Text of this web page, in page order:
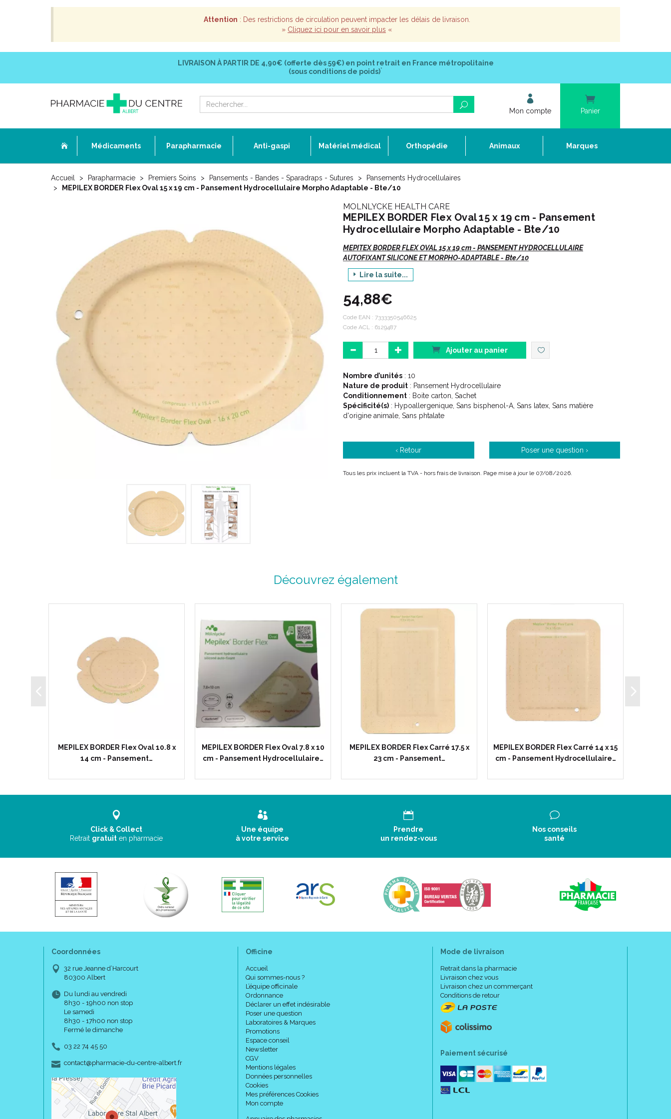
Attention : Des restrictions de circulation peuvent impacter les délais de livraison.
» Cliquez ici pour en savoir plus «
LIVRAISON À PARTIR DE 4,90€ (offerte dès 59€) en point retrait en France métropolitaine
(sous conditions de poids)*
Mon compte Panier
Médicaments Parapharmacie Anti-gaspi Matériel médical Orthopédie Animaux Marques
Accueil Parapharmacie Premiers Soins Pansements - Bandes - Sparadraps - Sutures
Pansements Hydrocellulaires
MEPILEX BORDER Flex Oval 15 x 19 cm - Pansement Hydrocellulaire Morpho Adaptable - Bte/10
MOLNLYCKE HEALTH CARE
MEPILEX BORDER Flex Oval 15 x 19 cm - Pansement
Hydrocellulaire Morpho Adaptable - Bte/10
MEPITEX BORDER FLEX OVAL 15 x 19 cm - PANSEMENT HYDROCELLULAIRE
AUTOFIXANT SILICONE ET MORPHO-ADAPTABLE - Bte/10
Plaie exsudative :
- Plaie chronique tels ulcère de jambe, escarre, plaie du diabétique.
- Plaie aiguë telles plaie postopératoire et plaie traumatique (morsure,
coupure...).
Zone de localisation difficile.
Permet la douche.
peroxyde d' hydrogène.
La couche Safetac® permet de retirer le pansement sans traumatiser la plaie ni la
Technologie SAFETAC :
Lire la suite...
54,88€
Code EAN : 7333350546625
Code ACL : 6129487
Ajouter au panier
Nombre d’unités : 10
Nature de produit : Pansement Hydrocellulaire
Conditionnement : Boite carton, Sachet
Spécificité(s) : Hypoallergenique, Sans bisphenol-A, Sans latex, Sans matière
d'origine animale, Sans phtalate
‹ Retour Poser une question ›
Tous les prix incluent la TVA - hors frais de livraison. Page mise à jour le 07/08/2026.
Découvrez également
MEPILEX BORDER Flex Oval 10.8 x
14 cm - Pansement…
MEPILEX BORDER Flex Oval 7.8 x 10
cm - Pansement Hydrocellulaire…
MEPILEX BORDER Flex Carré 17.5 x
23 cm - Pansement…
MEPILEX BORDER Flex Carré 14 x 15
cm - Pansement Hydrocellulaire…
Click & Collect
Retrait gratuit en pharmacie
Une équipe
à votre service
Prendre
un rendez-vous
Nos conseils
santé
Coordonnées
32 rue Jeanne d’Harcourt
80300 Albert
Du lundi au vendredi
8h30 - 19h00 non stop
Le samedi
8h30 - 17h00 non stop
Fermé le dimanche
03 22 74 45 50
contact-
@-
pharmacie-du-centre-albert.fr
Officine
Accueil
Qui sommes-nous ?
L’équipe officinale
Ordonnance
Déclarer un effet indésirable
Poser une question
Laboratoires & Marques
Promotions
Espace conseil
Newsletter
CGV
Mentions légales
Données personnelles
Cookies
Mes préférences Cookies
Mon compte
Mode de livraison
Retrait dans la pharmacie
Livraison chez vous
Livraison chez un commerçant
Conditions de retour
Paiement sécurisé